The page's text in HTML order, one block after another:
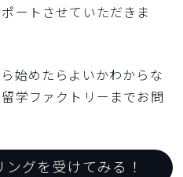
ートさせていただきま
始めたらよいかわからな
学ファクトリーまでお問
グを受けてみる！